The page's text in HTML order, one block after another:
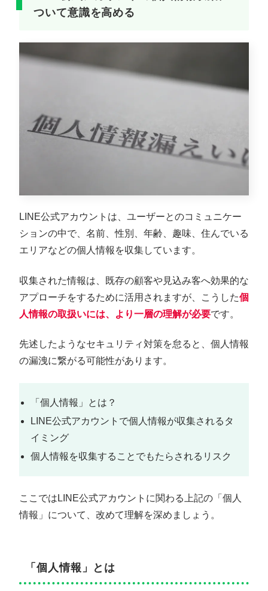
ついて意識を高める
LINE公式アカウントは、ユーザーとのコミュニケー
ションの中で、名前、性別、年齢、趣味、住んでいる
エリアなどの個人情報を収集しています。
収集された情報は、既存の顧客や見込み客へ効果的な
アプローチをするために活用されますが、こうした個
人情報の取扱いには、より一層の理解が必要です。
先述したようなセキュリティ対策を怠ると、個人情報
の漏洩に繋がる可能性があります。
「個人情報」とは？
LINE公式アカウントで個人情報が収集されるタ
イミング
個人情報を収集することでもたらされるリスク
ここではLINE公式アカウントに関わる上記の「個人
情報」について、改めて理解を深めましょう。
「個人情報」とは